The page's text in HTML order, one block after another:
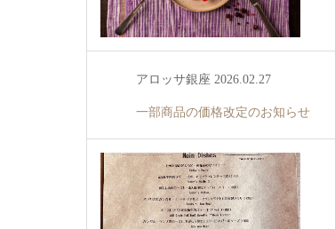
アロッサ銀座 2026.02.27
一部商品の価格改定のお知らせ